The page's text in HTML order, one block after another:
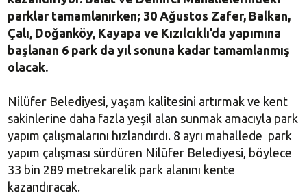
parklar tamamlanırken; 30 Ağustos Zafer, Balkan,
Çalı, Doğanköy, Kayapa ve Kızılcıklı’da yapımına
başlanan 6 park da yıl sonuna kadar tamamlanmış
olacak.
Nilüfer Belediyesi, yaşam kalitesini artırmak ve kent
sakinlerine daha fazla yeşil alan sunmak amacıyla park
yapım çalışmalarını hızlandırdı. 8 ayrı mahallede park
yapım çalışması sürdüren Nilüfer Belediyesi, böylece
33 bin 289 metrekarelik park alanını kente
kazandıracak.